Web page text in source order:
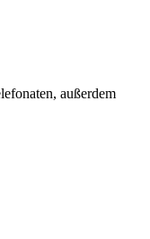
außerdem